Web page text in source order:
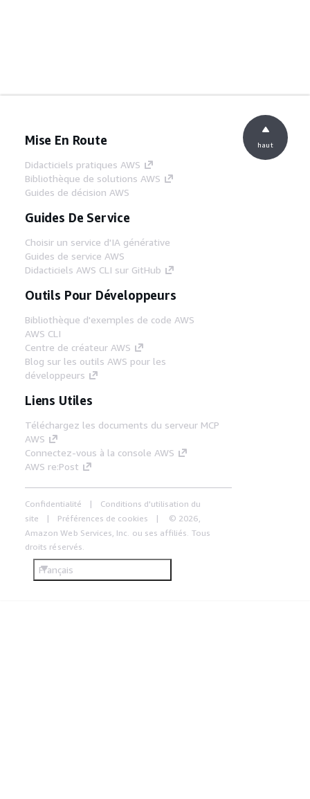
Mise En Route
Didacticiels pratiques AWS
Bibliothèque de solutions AWS
Guides de décision AWS
Guides De Service
Choisir un service d'IA générative
Guides de service AWS
Didacticiels AWS CLI sur GitHub
Outils Pour Développeurs
Bibliothèque d'exemples de code AWS
AWS CLI
Centre de créateur AWS
Blog sur les outils AWS pour les
développeurs
Liens Utiles
Téléchargez les documents du serveur MCP
AWS
Connectez-vous à la console AWS
AWS re:Post
Confidentialité
Conditions d'utilisation du
site
Préférences de cookies
© 2026,
Amazon Web Services, Inc. ou ses affiliés. Tous
droits réservés.
Français
haut